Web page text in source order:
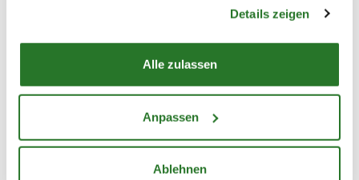
Details zeigen
Alle zulassen
Anpassen
Ablehnen
BLUMEN VERSENDEN
IN VIER SCHRITTEN
Überrasche Deine Lieblingsmenschen mit